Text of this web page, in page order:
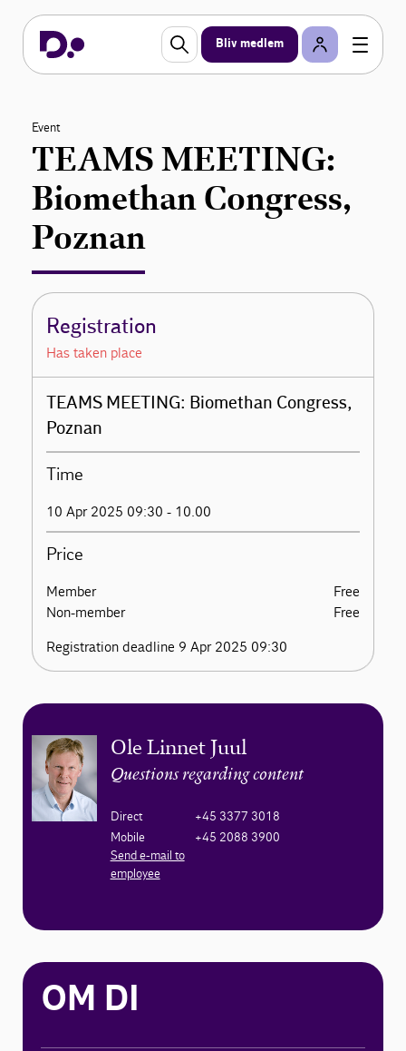
Bliv medlem
Event
TEAMS MEETING:
Biomethan Congress,
Poznan
Registration
Has taken place
TEAMS MEETING: Biomethan Congress,
Poznan
Time
10 Apr 2025 09:30 - 10.00
Price
Member
Free
Non-member
Free
Registration deadline 9 Apr 2025 09:30
Ole Linnet Juul
Questions regarding content
Direct
+45 3377 3018
Mobile
+45 2088 3900
Send e-mail to
employee
OM DI